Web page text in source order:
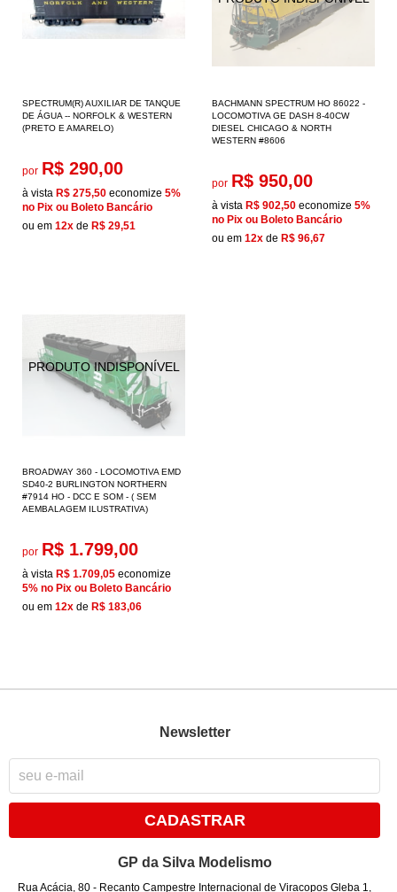
SPECTRUM(R) AUXILIAR DE TANQUE
DE ÁGUA -- NORFOLK & WESTERN
(PRETO E AMARELO)
por R$ 290,00
à vista R$ 275,50 economize 5%
no Pix ou Boleto Bancário
ou em 12x de R$ 29,51
BACHMANN SPECTRUM HO 86022 -
LOCOMOTIVA GE DASH 8-40CW
DIESEL CHICAGO & NORTH
WESTERN #8606
por R$ 950,00
à vista R$ 902,50 economize 5%
no Pix ou Boleto Bancário
ou em 12x de R$ 96,67
BROADWAY 360 - LOCOMOTIVA EMD
SD40-2 BURLINGTON NORTHERN
#7914 HO - DCC E SOM - ( SEM
AEMBALAGEM ILUSTRATIVA)
por R$ 1.799,00
à vista R$ 1.709,05 economize
5% no Pix ou Boleto Bancário
ou em 12x de R$ 183,06
Newsletter
CADASTRAR
GP da Silva Modelismo
Rua Acácia, 80 - Recanto Campestre Internacional de Viracopos Gleba 1,